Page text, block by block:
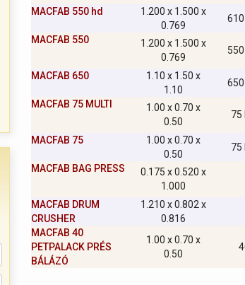
MACFAB 550 hd
1.200 x 1.500 x
0.769
610
MACFAB 550
1.200 x 1.500 x
0.769
MACFAB 650
1.10 x 1.50 x
1.10
650
MACFAB 75 MULTI
1.00 x 0.70 x
0.50
75
MACFAB 75
1.00 x 0.70 x
0.50
75
MACFAB BAG PRESS
0.175 x 0.520 x
1.000
MACFAB DRUM
CRUSHER
1.210 x 0.802 x
0.816
MACFAB 40
PETPALACK PRÉS
BÁLÁZÓ
1.00 x 0.70 x
0.50